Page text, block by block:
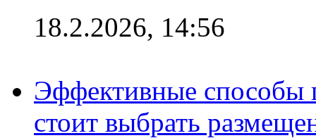
18.2.2026, 14:56
Эффективные способы
стоит выбрать